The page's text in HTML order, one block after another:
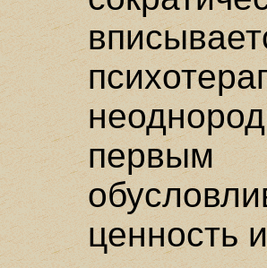
ценность